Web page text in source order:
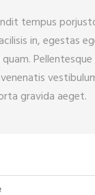
tempus
in, egestas
gravida aeget.